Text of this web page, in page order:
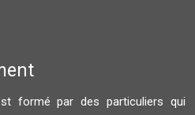
formé par des particuliers qui